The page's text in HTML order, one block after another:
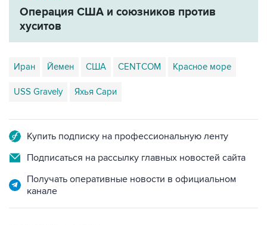
Операция США и союзников против
хуситов
Иран Йемен США CENTCOM Красное море
USS Gravely Яхья Сари
Купить подписку на профессиональную ленту
Подписаться на рассылку главных новостей сайта
Получать оперативные новости в официальном
канале